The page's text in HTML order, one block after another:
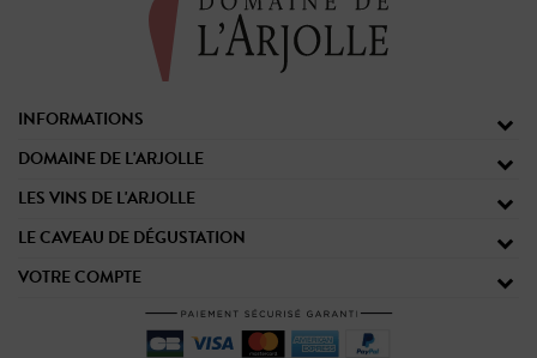
INFORMATIONS
DOMAINE DE L'ARJOLLE
LES VINS DE L'ARJOLLE
LE CAVEAU DE DÉGUSTATION
VOTRE COMPTE